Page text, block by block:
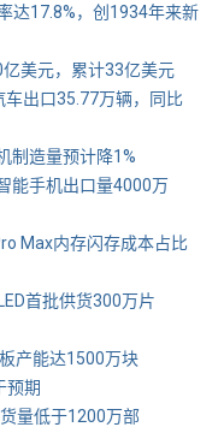
达17.8%，创1934年来新
美元，累计33亿美元
出口35.77万辆，同比
制造量预计降1%
能手机出口量4000万
Max内存闪存成本占比
首批供货300万片
产能达1500万块
预期
量低于1200万部